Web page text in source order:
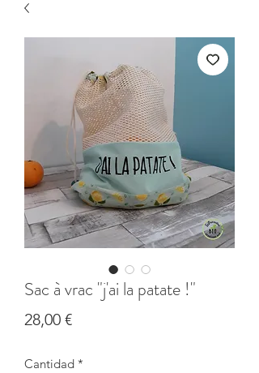
Sac à vrac "j'ai la patate !"
28,00 €Precio
Cantidad *